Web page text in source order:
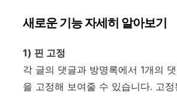
새로운 기능 자세히 알아보기
1) 핀 고정
각 글의 댓글과 방명록에서 1개의
을 고정해 보여줄 수 있습니다. 고